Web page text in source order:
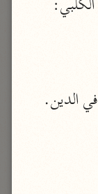
الدين.